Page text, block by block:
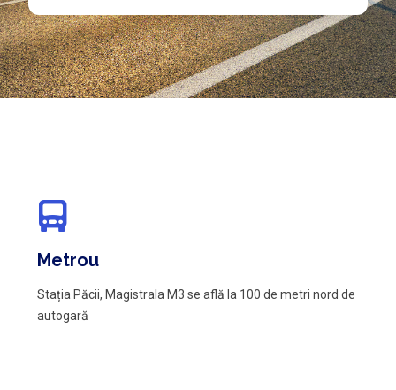
Metrou
Stația Păcii, Magistrala M3 se află la 100 de metri nord de
autogară